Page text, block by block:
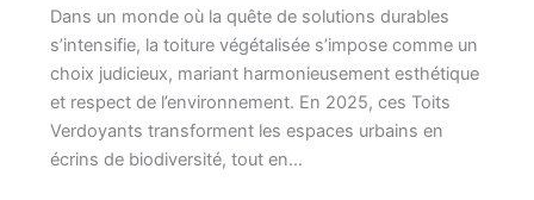
Dans un monde où la quête de solutions durables
s’intensifie, la toiture végétalisée s’impose comme un
choix judicieux, mariant harmonieusement esthétique
et respect de l’environnement. En 2025, ces Toits
Verdoyants transforment les espaces urbains en
écrins de biodiversité, tout en…